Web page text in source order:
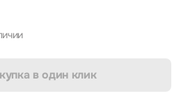
в один клик